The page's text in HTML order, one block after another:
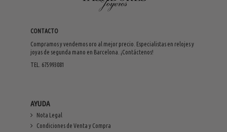
CONTACTO
Compramos y vendemos oro al mejor precio. Especialistas en relojes y
joyas de segunda mano en Barcelona. ¡Contáctenos!
TEL. 675993081
AYUDA
Nota Legal
Condiciones de Venta y Compra